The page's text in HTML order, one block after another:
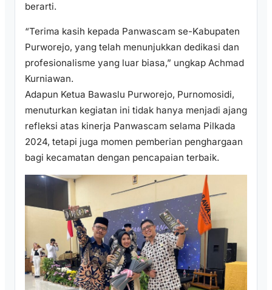
berarti.
“Terima kasih kepada Panwascam se-Kabupaten
Purworejo, yang telah menunjukkan dedikasi dan
profesionalisme yang luar biasa,” ungkap Achmad
Kurniawan.
Adapun Ketua Bawaslu Purworejo, Purnomosidi,
menuturkan kegiatan ini tidak hanya menjadi ajang
refleksi atas kinerja Panwascam selama Pilkada
2024, tetapi juga momen pemberian penghargaan
bagi kecamatan dengan pencapaian terbaik.